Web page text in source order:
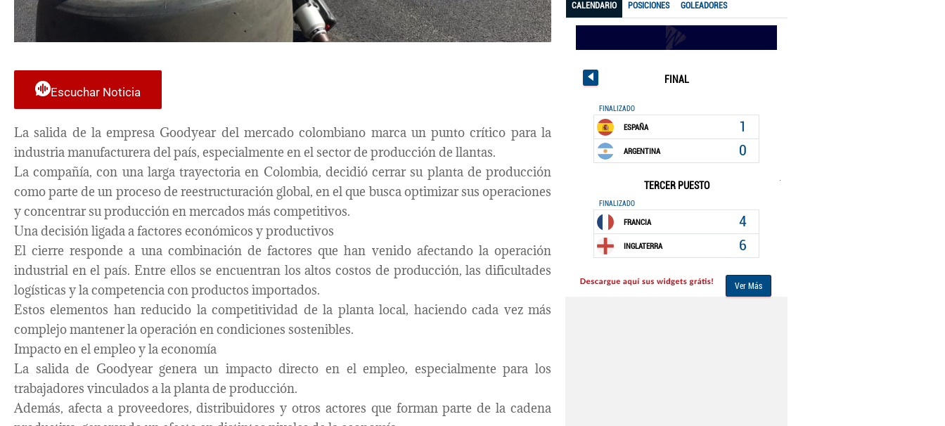
Escuchar Noticia
La salida de la empresa Goodyear del mercado colombiano marca un punto crítico para la
industria manufacturera del país, especialmente en el sector de producción de llantas.
La compañía, con una larga trayectoria en Colombia, decidió cerrar su planta de producción
como parte de un proceso de reestructuración global, en el que busca optimizar sus operaciones
y concentrar su producción en mercados más competitivos.
Una decisión ligada a factores económicos y productivos
El cierre responde a una combinación de factores que han venido afectando la operación
industrial en el país. Entre ellos se encuentran los altos costos de producción, las dificultades
logísticas y la competencia con productos importados.
Estos elementos han reducido la competitividad de la planta local, haciendo cada vez más
complejo mantener la operación en condiciones sostenibles.
Impacto en el empleo y la economía
La salida de Goodyear genera un impacto directo en el empleo, especialmente para los
trabajadores vinculados a la planta de producción.
Además, afecta a proveedores, distribuidores y otros actores que forman parte de la cadena